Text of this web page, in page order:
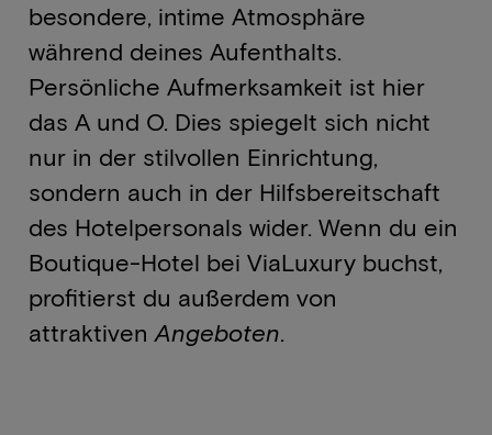
besondere, intime Atmosphäre
während deines Aufenthalts.
Persönliche Aufmerksamkeit ist hier
das A und O. Dies spiegelt sich nicht
nur in der stilvollen Einrichtung,
sondern auch in der Hilfsbereitschaft
des Hotelpersonals wider. Wenn du ein
Boutique-Hotel bei ViaLuxury buchst,
profitierst du außerdem von
attraktiven Angeboten